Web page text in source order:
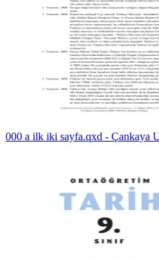
000 a ilk iki sayfa.qxd - Çankaya